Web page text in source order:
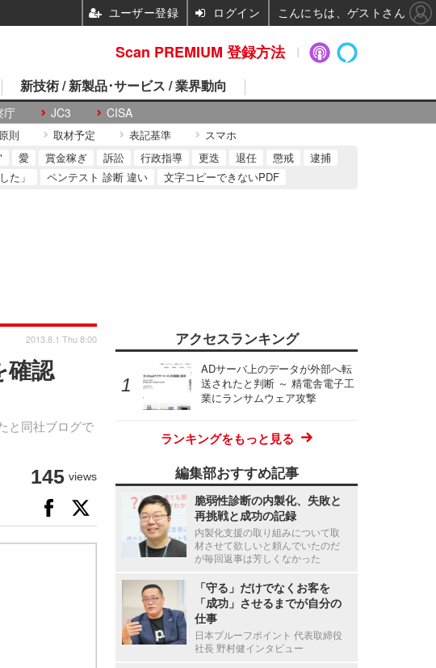
庁 JC3 CISA
新技術 / 新製品･サービス / 業界動向
則 取材予定 表記基準 スマホ
愛 賞金稼ぎ 訴訟 行政指導 更迭 退任 懲戒
逮捕
た」
ペンテスト 診断 違い 文字コピーできないPDF
確認
と同社ブログで
2013.8.1 Thu 8:00
145 views
アクセスランキング
ADサーバ上のデータが外部へ転
送されたと判断 ～ 精電舎電子工
業にランサムウェア攻撃
ランキングをもっと見る
編集部おすすめ記事
脆弱性診断の内製化、失敗と
再挑戦と成功の記録
内製化支援の取り組みについて取
材させて欲しいと頼んでいたのだ
が毎回返事は芳しくなかった
「守る」だけでなくお客を
「成功」させるまでが自分の
仕事
日本プルーフポイント 代表取締役
社長 野村健インタビュー
Scan PREMIUM 登録方法
ユーザー登録 ログイン こんにちは、ゲストさん